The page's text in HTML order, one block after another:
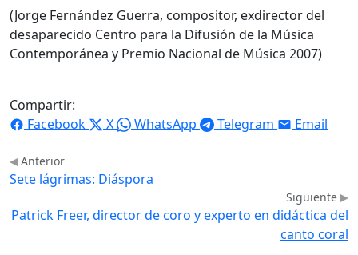
(Jorge Fernández Guerra, compositor, exdirector del
desaparecido Centro para la Difusión de la Música
Contemporánea y Premio Nacional de Música 2007)
Compartir:
Facebook
X WhatsApp Telegram Email
Anterior
Sete lágrimas: Diáspora
Siguiente
Patrick Freer, director de coro y experto en didáctica del
canto coral